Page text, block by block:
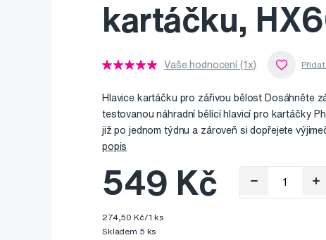
kartáčku,
Vaše hodnocení (1x)
Hlavice kartáčku pro zářivou bělost Dosáhněte
testovanou náhradní bělící hlavicí pro kartáčky
již po jednom týdnu a zároveň si dopřejete
popis
549 Kč
274,50 Kč/1 ks
Skladem 5 ks